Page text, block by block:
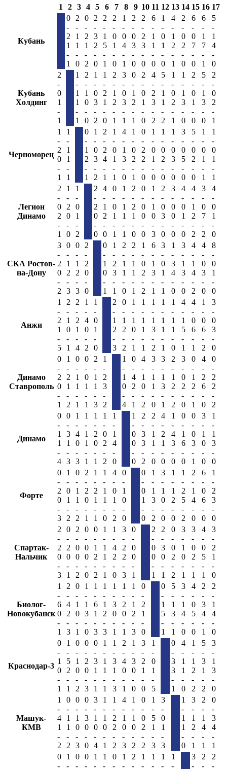
1 2 3 4 5 6 7 8 9 10 11 12 13 14 15 16 17
Кубань
0
-
2
1
-
1
2
-
1
1
-
0
0
-
2
1
-
2
2
-
3
2
-
0
2
-
1
5
-
1
2
-
0
1
-
0
1
-
0
4
-
1
2
-
0
3
-
0
2
-
2
3
-
0
6
-
1
1
-
0
1
-
0
1
-
0
4
-
1
2
-
1
2
-
0
2
-
0
6
-
0
7
-
0
6
-
1
7
-
1
5
-
1
4
-
0
Кубань
Холдинг
2
-
0
1
-
1
1
-
1
1
-
1
2
-
1
0
-
0
1
-
0
3
-
2
1
-
2
1
-
0
2
-
1
2
-
1
3
-
0
3
-
1
0
-
1
2
-
1
2
-
0
1
-
0
4
-
2
3
-
2
5
-
1
1
-
2
1
-
0
2
-
1
1
-
1
3
-
0
2
-
0
1
-
0
5
-
1
3
-
0
2
-
0
2
-
1
Черноморец
1
-
2
0
-
1
1
-
1
1
-
1
0
-
1
2
-
1
1
-
0
3
-
2
2
-
2
4
-
1
1
-
0
1
-
1
4
-
1
3
-
0
1
-
0
2
-
1
0
-
2
2
-
0
1
-
0
1
-
0
1
-
0
2
-
0
1
-
0
3
-
0
3
-
0
5
-
0
5
-
0
2
-
0
1
-
0
1
-
1
1
-
0
1
-
1
Легион
Динамо
2
-
0
2
-
1
1
-
2
0
-
0
1
-
0
1
-
2
2
-
2
0
-
0
4
-
1
2
-
0
0
-
0
1
-
1
1
-
1
1
-
1
2
-
2
1
-
0
0
-
0
0
-
0
1
-
1
0
-
3
2
-
0
3
-
0
3
-
0
0
-
0
4
-
0
1
-
0
4
-
1
2
-
2
3
-
0
7
-
2
4
-
0
1
-
0
СКА Ростов-
на-Дону
3
-
2
0
-
2
0
-
1
2
-
3
0
-
1
2
-
3
2
-
2
0
-
0
0
-
1
0
-
1
1
-
2
3
-
1
2
-
1
1
-
0
2
-
1
1
-
1
1
-
0
2
-
2
6
-
1
3
-
1
3
-
0
1
-
1
1
-
3
4
-
0
3
-
1
3
-
0
4
-
1
4
-
2
4
-
0
3
-
0
8
-
0
1
-
0
Анжи
1
-
2
1
-
5
2
-
1
0
-
1
2
-
2
1
-
4
1
-
4
0
-
2
1
-
0
1
-
0
2
-
1
2
-
3
0
-
1
2
-
2
1
-
1
0
-
1
1
-
1
1
-
1
1
-
1
3
-
2
1
-
1
1
-
1
1
-
1
1
-
0
4
-
1
5
-
1
4
-
0
6
-
1
1
-
0
6
-
2
3
-
0
3
-
0
Динамо
Ставрополь
0
-
2
0
-
1
1
-
2
1
-
2
0
-
1
1
-
1
0
-
0
1
-
1
2
-
1
1
-
3
1
-
2
3
-
2
1
-
1
0
-
4
0
-
4
2
-
1
4
-
1
0
-
2
3
-
1
1
-
0
3
-
1
3
-
1
2
-
1
2
-
2
3
-
0
2
-
0
0
-
1
2
-
1
4
-
2
6
-
0
0
-
2
2
-
2
Динамо
0
-
1
1
-
4
0
-
3
1
-
3
1
-
4
0
-
3
1
-
1
1
-
1
1
-
2
0
-
1
1
-
0
2
-
2
1
-
1
4
-
0
1
-
0
0
-
0
2
-
3
3
-
2
2
-
1
1
-
0
4
-
2
1
-
0
1
-
4
3
-
0
0
-
1
6
-
0
0
-
0
3
-
1
3
-
1
0
-
0
1
-
1
3
-
0
Форте
0
-
2
0
-
3
1
-
0
1
-
2
0
-
1
1
-
2
2
-
2
0
-
1
1
-
2
1
-
1
1
-
1
1
-
0
4
-
0
1
-
2
0
-
1
0
-
0
0
-
0
1
-
0
1
-
1
3
-
2
3
-
1
0
-
0
1
-
1
2
-
0
1
-
2
5
-
2
2
-
1
4
-
0
6
-
0
6
-
0
1
-
2
3
-
0
Спартак-
Нальчик
2
-
2
0
-
3
0
-
2
0
-
1
2
-
0
0
-
2
0
-
0
0
-
0
0
-
1
2
-
2
1
-
1
1
-
1
1
-
4
2
-
0
3
-
2
2
-
3
0
-
0
0
-
1
2
-
0
0
-
1
2
-
3
0
-
1
0
-
0
2
-
2
3
-
1
0
-
1
3
-
0
2
-
1
4
-
0
5
-
1
3
-
2
1
-
0
Биолог-
Новокубанск
1
-
6
0
-
1
2
-
4
2
-
3
0
-
1
0
-
1
1
-
1
3
-
0
1
-
6
1
-
3
1
-
1
2
-
3
1
-
3
0
-
1
1
-
2
0
-
1
1
-
1
2
-
3
0
-
2
1
-
0
0
-
1
5
-
1
5
-
1
3
-
1
3
-
1
4
-
0
4
-
0
5
-
0
2
-
3
4
-
1
2
-
1
4
-
0
Краснодар-3
0
-
1
0
-
1
1
-
5
2
-
1
0
-
1
0
-
2
0
-
2
0
-
3
0
-
3
1
-
1
1
-
1
1
-
1
1
-
3
1
-
3
2
-
4
0
-
1
1
-
3
0
-
0
3
-
2
1
-
0
1
-
0
1
-
5
0
-
3
3
-
1
4
-
1
1
-
0
1
-
1
2
-
2
5
-
3
1
-
2
3
-
1
3
-
0
Машук-
КМВ
1
-
4
1
-
2
0
-
1
1
-
2
0
-
1
0
-
3
0
-
3
0
-
0
3
-
1
0
-
4
1
-
1
0
-
1
1
-
2
2
-
2
4
-
1
0
-
3
1
-
1
0
-
2
0
-
0
2
-
2
1
-
5
1
-
3
3
-
0
1
-
3
1
-
1
1
-
0
3
-
1
2
-
1
2
-
1
4
-
1
0
-
3
4
-
1
0
-
1
-
0
-
0
-
1
-
1
-
0
-
1
-
2
-
1
-
1
-
1
-
1
-
3
-
2
-
2
-